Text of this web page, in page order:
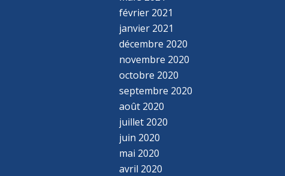
février 2021
janvier 2021
décembre 2020
novembre 2020
octobre 2020
septembre 2020
août 2020
juillet 2020
juin 2020
mai 2020
avril 2020